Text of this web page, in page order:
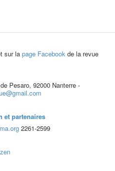
sur la page Facebook de la revue
Pesaro, 92000 Nanterre -
et partenaires
2261-2599